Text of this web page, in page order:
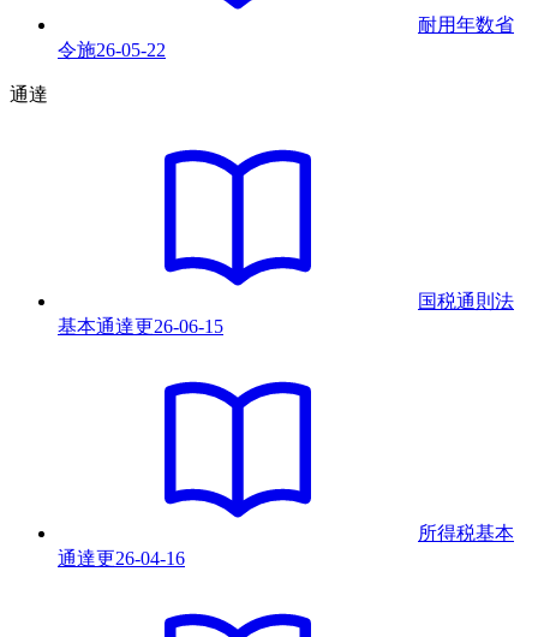
耐用年数省
令施26-05-22
通達
国税通則法
基本通達更26-06-15
所得税基本
通達更26-04-16